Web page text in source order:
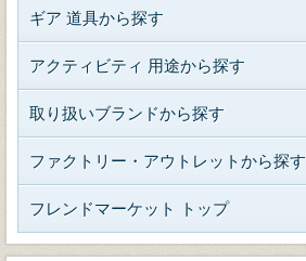
ギア 道具から探す
アクティビティ 用途から探す
取り扱いブランドから探す
ファクトリー・アウトレットから探す
フレンドマーケット トップ